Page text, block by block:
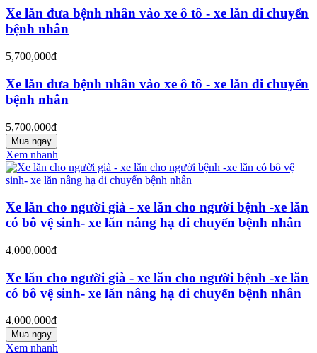
Xe lăn đưa bệnh nhân vào xe ô tô - xe lăn di chuyển
bệnh nhân
5,700,000đ
Xe lăn đưa bệnh nhân vào xe ô tô - xe lăn di chuyển
bệnh nhân
5,700,000đ
Mua ngay
Xem nhanh
Xe lăn cho người già - xe lăn cho người bệnh -xe lăn
có bô vệ sinh- xe lăn nâng hạ di chuyển bệnh nhân
4,000,000đ
Xe lăn cho người già - xe lăn cho người bệnh -xe lăn
có bô vệ sinh- xe lăn nâng hạ di chuyển bệnh nhân
4,000,000đ
Mua ngay
Xem nhanh